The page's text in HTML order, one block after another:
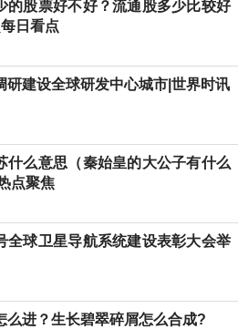
的股票好不好？流通股多少比较好
日看点
研建设全球研发中心城市|世界时讯
什么意思（秦始皇的大公子有什么
点聚焦
全球卫星导航系统建设表彰大会举
么进？生长碧翠碎屑怎么合成?